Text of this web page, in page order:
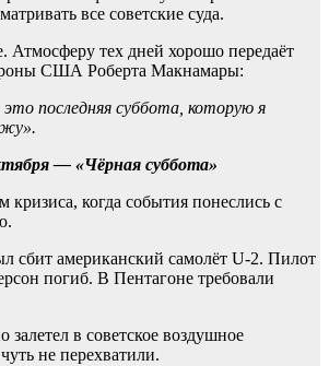
все советские суда.
Атмосферу тех дней хорошо передаёт
США Роберта Макнамары:
последняя суббота, которую я
— «Чёрная суббота»
кризиса, когда события понеслись с
сбит американский самолёт U-2. Пилот
погиб. В Пентагоне требовали
залетел в советское воздушное
не перехватили.